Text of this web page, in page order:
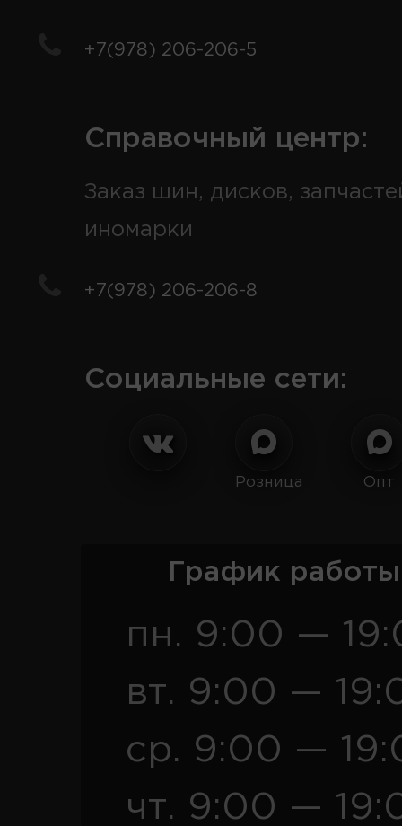
+7(978) 206-206-5
Справочный центр:
Заказ шин, дисков,
иномарки
+7(978) 206-206-8
Социальные сети:
Розница Опт
График
пн. 9:00 —
вт. 9:00 —
ср. 9:00 —
чт. 9:00 —